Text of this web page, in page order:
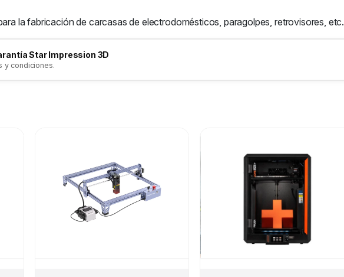
la fabricación de carcasas de electrodomésticos, paragolpes, retrovisores, etc.
Star Impression 3D
y condiciones.